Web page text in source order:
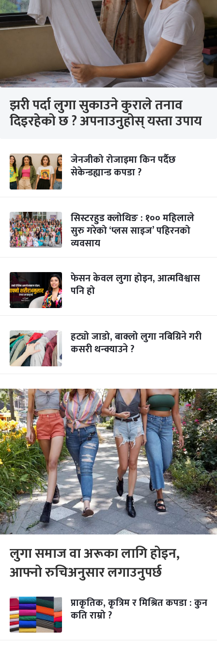
झरी पर्दा लुगा सुकाउने कुराले तनाव
दिइरहेको छ ? अपनाउनुहोस् यस्ता उपाय
जेनजीको रोजाइमा किन पर्दैछ
सेकेन्डह्यान्ड कपडा ?
सिस्टरहुड क्लोथिङ : १०० महिलाले
सुरु गरेको ‘प्लस साइज’ पहिरनको
व्यवसाय
फेसन केवल लुगा होइन, आत्मविश्वास
पनि हो
हट्यो जाडो, बाक्लो लुगा नबिग्रिने गरी
कसरी थन्क्याउने ?
लुगा समाज वा अरूका लागि होइन,
आफ्नो रुचिअनुसार लगाउनुपर्छ
प्राकृतिक, कृत्रिम र मिश्रित कपडा : कुन
कति राम्रो ?